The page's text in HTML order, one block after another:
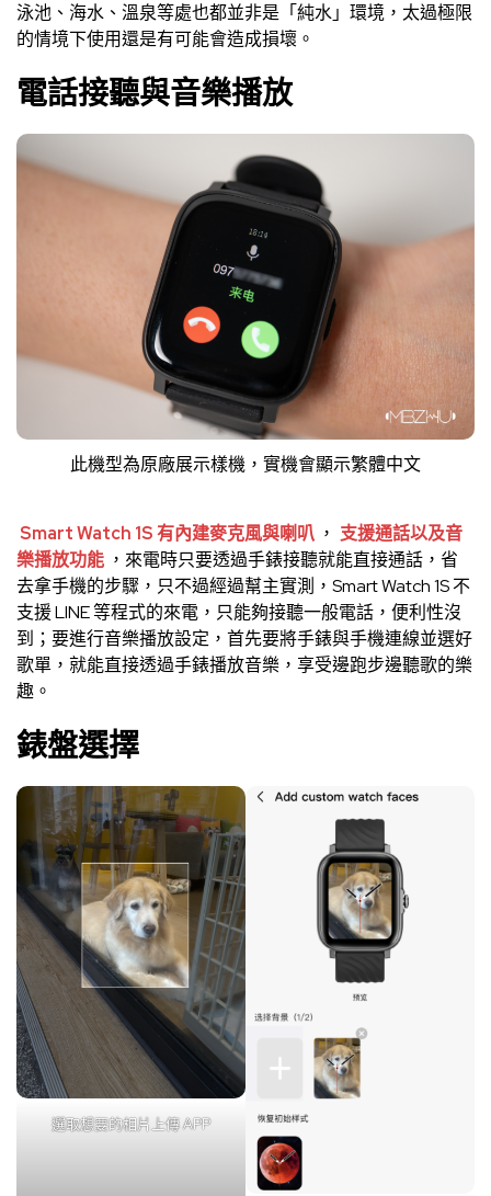
泳池、海水、溫泉等處也都並非是「純水」環境，太過極限
的情境下使用還是有可能會造成損壞。
電話接聽與音樂播放
此機型為原廠展示樣機，實機會顯示繁體中文
Smart Watch 1S 有內建麥克風與喇叭 ， 支援通話以及音
樂播放功能 ，來電時只要透過手錶接聽就能直接通話，省
去拿手機的步驟，只不過經過幫主實測，Smart Watch 1S 不
支援 LINE 等程式的來電，只能夠接聽一般電話，便利性沒
到；要進行音樂播放設定，首先要將手錶與手機連線並選好
歌單，就能直接透過手錶播放音樂，享受邊跑步邊聽歌的樂
趣。
錶盤選擇
選取想要的相片上傳 APP